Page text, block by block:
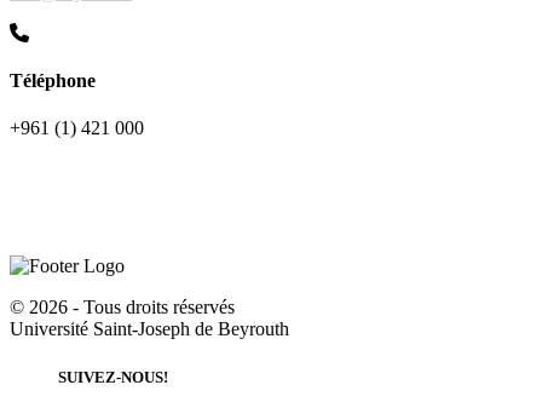
Téléphone
+961 (1) 421 000
© 2026 - Tous droits réservés
Université Saint-Joseph de Beyrouth
SUIVEZ-NOUS!